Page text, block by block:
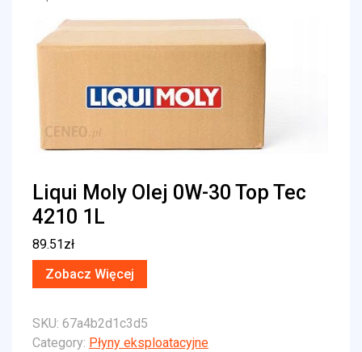
Liqui Moly Olej 0W-30 Top Tec
4210 1L
89.51zł
Zobacz Więcej
SKU: 67a4b2d1c3d5
Category: Płyny eksploatacyjne